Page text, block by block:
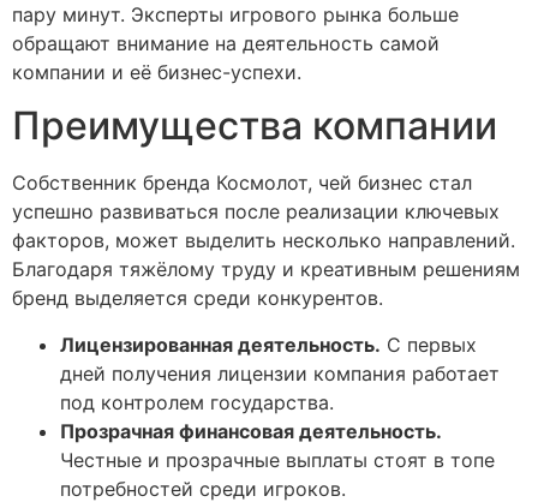
пару минут. Эксперты игрового рынка больше
обращают внимание на деятельность самой
компании и её бизнес-успехи.
Преимущества компании
Собственник бренда Космолот, чей бизнес стал
успешно развиваться после реализации ключевых
факторов, может выделить несколько направлений.
Благодаря тяжёлому труду и креативным решениям
бренд выделяется среди конкурентов.
Лицензированная деятельность. С первых
дней получения лицензии компания работает
под контролем государства.
Прозрачная финансовая деятельность.
Честные и прозрачные выплаты стоят в топе
потребностей среди игроков.